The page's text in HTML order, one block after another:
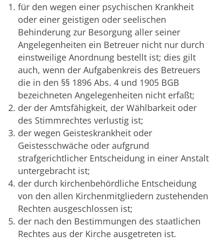
für den wegen einer psychischen Krankheit
oder einer geistigen oder seelischen
Behinderung zur Besorgung aller seiner
Angelegenheiten ein Betreuer nicht nur durch
einstweilige Anordnung bestellt ist; dies gilt
auch, wenn der Aufgabenkreis des Betreuers
die in den §§ 1896 Abs. 4 und 1905 BGB
bezeichneten Angelegenheiten nicht erfaßt;
der der Amtsfähigkeit, der Wählbarkeit oder
des Stimmrechtes verlustig ist;
der wegen Geisteskrankheit oder
Geistesschwäche oder aufgrund
strafgerichtlicher Entscheidung in einer Anstalt
untergebracht ist;
der durch kirchenbehördliche Entscheidung
von den allen Kirchenmitgliedern zustehenden
Rechten ausgeschlossen ist;
der nach den Bestimmungen des staatlichen
Rechtes aus der Kirche ausgetreten ist.